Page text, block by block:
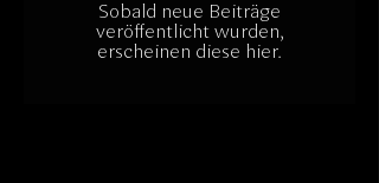
Sobald neue Beiträge
veröffentlicht wurden,
erscheinen diese hier.